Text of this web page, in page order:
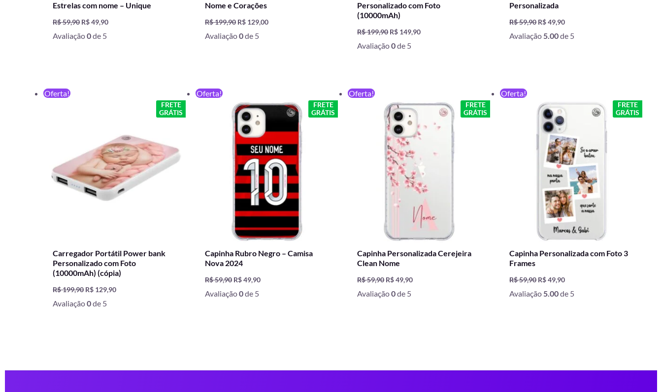
Estrelas com nome – Unique
R$59,90 R$49,90
Avaliação0de 5
Nome e Corações
R$199,90 R$ 129,00
Avaliação0de 5
Personalizado com Foto
(10000mAh)
R$199,90 R$ 149,90
Avaliação0de 5
Personalizada
R$59,90 R$49,90
Avaliação5.00de 5
Oferta!
FRETE
GRÁTIS
Carregador Portátil Power bank
Personalizado com Foto
(10000mAh) (cópia)
R$199,90 R$ 129,90
Avaliação0de 5
Oferta!
FRETE
GRÁTIS
Capinha Rubro Negro – Camisa
Nova 2024
R$59,90
original
era:
R$ 59,90.
R$49,90
atual
é:
Avaliação0de 5
Oferta!
FRETE
GRÁTIS
Capinha Personalizada Cerejeira
Clean Nome
R$59,90
original
era:
R$ 59,90.
R$49,90
atual
R$ 49,90.
Avaliação0de 5
Oferta!
FRETE
GRÁTIS
Capinha Personalizada com Foto 3
Frames
R$59,90
original
era:
R$ 59,90.
R$49,90
R$ 49,90.
Avaliação5.00de 5